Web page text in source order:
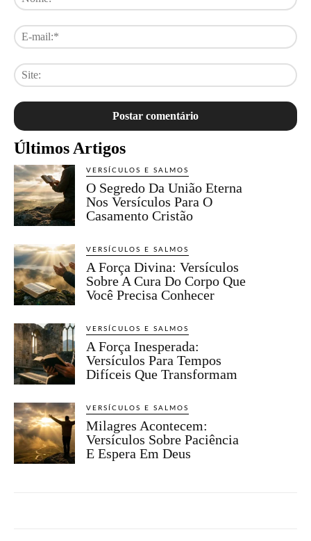
Últimos Artigos
VERSÍCULOS E SALMOS
O Segredo Da União Eterna
Nos Versículos Para O
Casamento Cristão
VERSÍCULOS E SALMOS
A Força Divina: Versículos
Sobre A Cura Do Corpo Que
Você Precisa Conhecer
VERSÍCULOS E SALMOS
A Força Inesperada:
Versículos Para Tempos
Difíceis Que Transformam
VERSÍCULOS E SALMOS
Milagres Acontecem:
Versículos Sobre Paciência
E Espera Em Deus